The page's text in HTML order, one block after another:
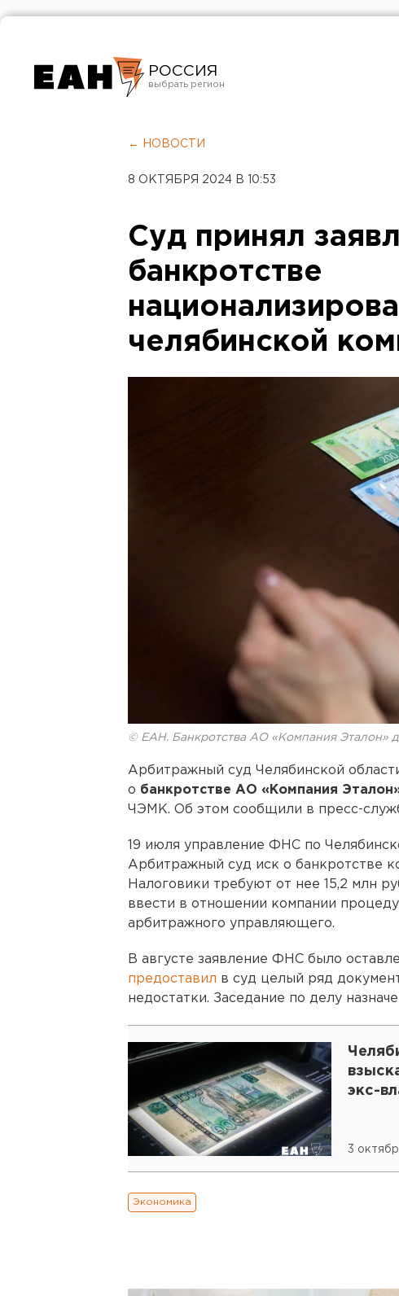
РОССИЯ
Челябинск
← НОВОСТИ
8 ОКТЯБРЯ 2024 В 10:53
Суд принял
банкротстве
челябинской
© ЕАН. Банкротства АО «Компания Эталон»
Арбитражный суд Челябинской
о банкротстве АО «Компания
ЧЭМК. Об этом сообщили в пресс-
19 июля управление ФНС по
Арбитражный суд иск о банкротстве
Налоговики требуют от нее 15,2 млн
ввести в отношении компании
арбитражного управляющего.
В августе заявление ФНС было
предоставил в суд целый ряд
недостатки. Заседание по делу
экс-
3
Экономика